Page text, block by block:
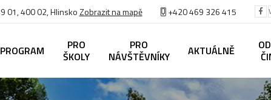
01, 400 02, HlinskoZobrazit na mapě +420469 326 415
PROGRAM
PRO
ŠKOLY
PRO
NÁVŠTĚVNÍKY
AKTUÁLNĚ